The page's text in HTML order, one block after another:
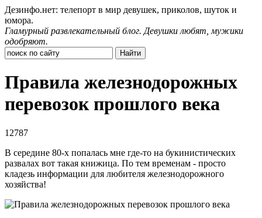
Дезинфо.нет: телепорт в мир девушек, приколов, шуток и
юмора.
Гламурный развлекательный блог. Девушки любят, мужики
одобряют.
Правила железнодорожных
перевозок прошлого века
12787
В середине 80-х попалась мне где-то на букинистических
развалах вот такая книжица. По тем временам - просто
кладезь информации для любителя железнодорожного
хозяйства!